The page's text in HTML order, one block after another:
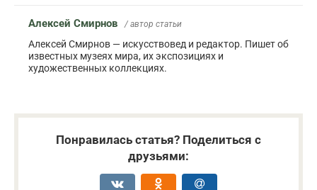
Алексей Смирнов / автор статьи
Алексей Смирнов — искусствовед и редактор. Пишет об
известных музеях мира, их экспозициях и
художественных коллекциях.
Понравилась статья? Поделиться с
друзьями: